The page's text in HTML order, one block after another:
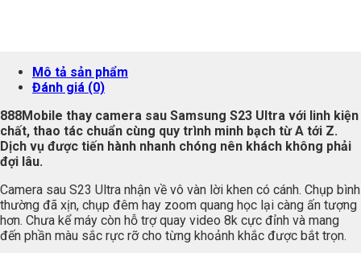
Mô tả sản phẩm
Đánh giá (0)
888Mobile thay camera sau Samsung S23 Ultra với linh kiện
chất, thao tác chuẩn cùng quy trình minh bạch từ A tới Z.
Dịch vụ được tiến hành nhanh chóng nên khách không phải
đợi lâu.
Camera sau S23 Ultra nhận về vô vàn lời khen có cánh. Chụp bình
thường đã xịn, chụp đêm hay zoom quang học lại càng ấn tượng
hơn. Chưa kể máy còn hỗ trợ quay video 8k cực đỉnh và mang
đến phần màu sắc rực rỡ cho từng khoảnh khắc được bắt trọn.